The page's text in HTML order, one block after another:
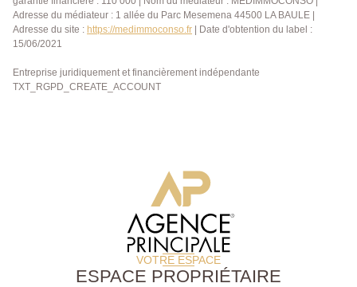
Adresse du médiateur : 1 allée du Parc Mesemena 44500 LA BAULE |
Adresse du site : https://medimmoconso.fr | Date d'obtention du label :
15/06/2021
Entreprise juridiquement et financièrement indépendante
TXT_RGPD_CREATE_ACCOUNT
VOTRE ESPACE
ESPACE PROPRIÉTAIRE